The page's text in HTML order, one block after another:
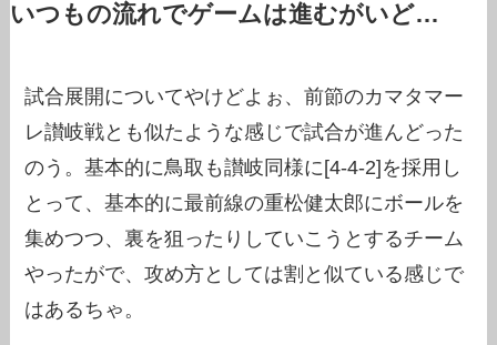
いつもの流れでゲームは進むがいど…
試合展開についてやけどよぉ、前節のカマタマー
レ讃岐戦とも似たような感じで試合が進んどった
のう。基本的に鳥取も讃岐同様に[4-4-2]を採用し
とって、基本的に最前線の重松健太郎にボールを
集めつつ、裏を狙ったりしていこうとするチーム
やったがで、攻め方としては割と似ている感じで
はあるちゃ。